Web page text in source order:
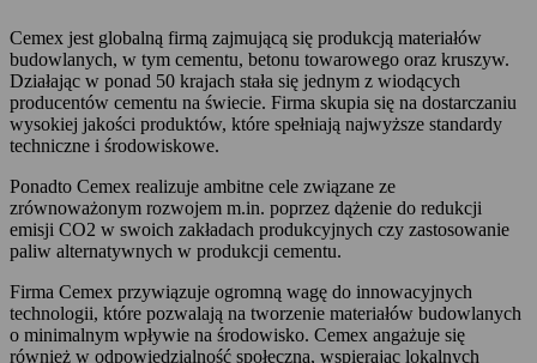
Cemex jest globalną firmą zajmującą się produkcją materiałów
budowlanych, w tym cementu, betonu towarowego oraz kruszyw.
Działając w ponad 50 krajach stała się jednym z wiodących
producentów cementu na świecie. Firma skupia się na dostarczaniu
wysokiej jakości produktów, które spełniają najwyższe standardy
techniczne i środowiskowe.
Ponadto Cemex realizuje ambitne cele związane ze
zrównoważonym rozwojem m.in. poprzez dążenie do redukcji
emisji CO2 w swoich zakładach produkcyjnych czy zastosowanie
paliw alternatywnych w produkcji cementu.
Firma Cemex przywiązuje ogromną wagę do innowacyjnych
technologii, które pozwalają na tworzenie materiałów budowlanych
o minimalnym wpływie na środowisko. Cemex angażuje się
również w odpowiedzialność społeczną, wspierając lokalnych